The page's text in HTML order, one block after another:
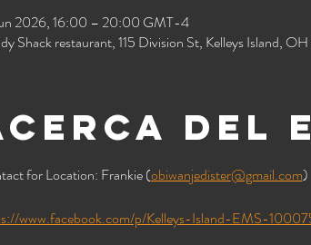
2026, 16:00 – 20:00 GMT-4
Shack restaurant, 115 Division St, Kelleys Island,
del
for Location: Frankie (obiwanjedister@gmail.com)
www.facebook.com/p/Kelleys-Island-EMS-